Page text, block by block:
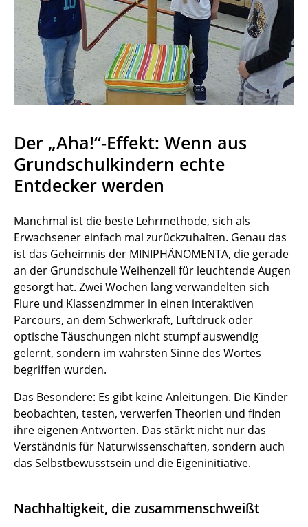
Der „Aha!“-Effekt: Wenn aus
Grundschulkindern echte
Entdecker werden
Manchmal ist die beste Lehrmethode, sich als
Erwachsener einfach mal zurückzuhalten. Genau das
ist das Geheimnis der MINIPHÄNOMENTA, die gerade
an der Grundschule Weihenzell für leuchtende Augen
gesorgt hat. Zwei Wochen lang verwandelten sich
Flure und Klassenzimmer in einen interaktiven
Parcours, an dem Schwerkraft, Luftdruck oder
optische Täuschungen nicht stumpf auswendig
gelernt, sondern im wahrsten Sinne des Wortes
begriffen wurden.
Das Besondere: Es gibt keine Anleitungen. Die Kinder
beobachten, testen, verwerfen Theorien und finden
ihre eigenen Antworten. Das stärkt nicht nur das
Verständnis für Naturwissenschaften, sondern auch
das Selbstbewusstsein und die Eigeninitiative.
Nachhaltigkeit, die zusammenschweißt